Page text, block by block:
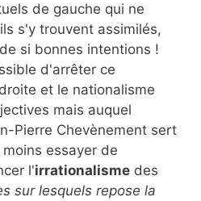
de gauche qui ne
s'y trouvent assimilés,
si bonnes intentions !
d'arrêter ce
et le nationalisme
mais auquel
Pierre Chevènement sert
essayer de
l'irrationalisme des
sur lesquels repose la